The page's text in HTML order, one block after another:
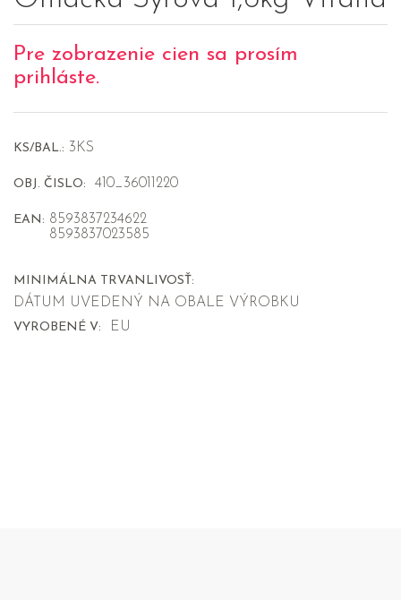
Pre zobrazenie cien sa prosím
prihláste.
KS/BAL.: 3KS
OBJ. ČISLO: 410_36011220
EAN: 8593837234622
8593837023585
MINIMÁLNA TRVANLIVOSŤ:
DÁTUM UVEDENÝ NA OBALE VÝROBKU
VYROBENÉ V: EU